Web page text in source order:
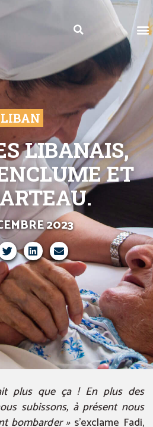
LIBAN
LIBANAIS,
ET
2023
plus que ça ! En plus des
subissons, à présent nous
bombarder »s’exclame Fadi,